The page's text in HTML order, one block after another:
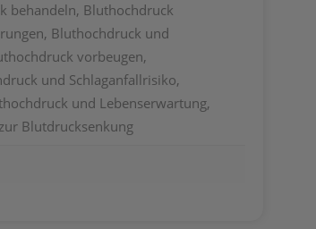
behandeln, Bluthochdruck
Bluthochdruck und
vorbeugen,
und Schlaganfallrisiko,
und Lebenserwartung,
Blutdrucksenkung